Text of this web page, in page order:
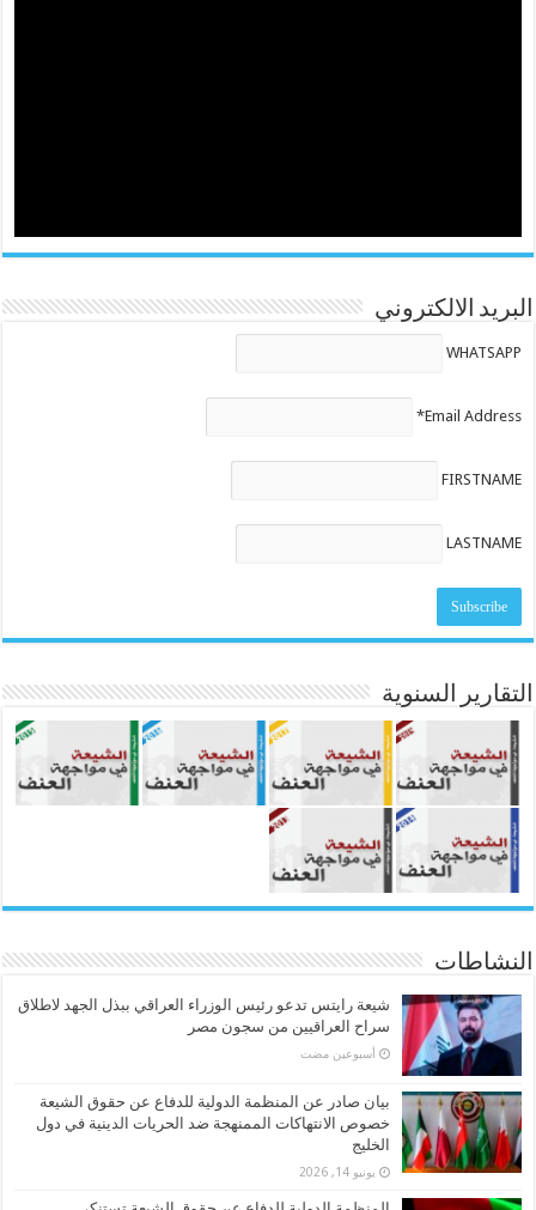
البريد الالكتروني
WHATSAPP
Email Address*
FIRSTNAME
LASTNAME
التقارير السنوية
النشاطات
شيعة رايتس تدعو رئيس الوزراء العراقي ببذل الجهد لاطلاق
سراح العراقيين من سجون مصر
‏أسبوعين مضت
بيان صادر عن المنظمة الدولية للدفاع عن حقوق الشيعة
خصوص الانتهاكات الممنهجة ضد الحريات الدينية في دول
الخليج
يونيو 14, 2026